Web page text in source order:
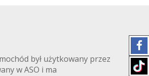
był użytkowany przez
w ASO i ma